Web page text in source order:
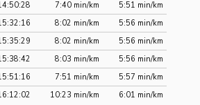
7:40 min/km
5:51 min/km
8:02 min/km
5:56 min/km
8:02 min/km
5:56 min/km
8:03 min/km
5:56 min/km
7:51 min/km
5:57 min/km
10:23 min/km 6:01 min/km